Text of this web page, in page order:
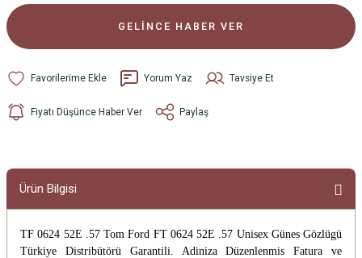
GELİNCE HABER VER
Yorum Yaz Tavsiye Et
Fiyatı Düşünce Haber Ver Paylaş
Ürün Bilgisi
TF 0624 52E .57 Tom Ford FT 0624 52E .57 Unisex Günes Gözlügü
Türkiye Distribütörü Garantili. Adiniza Düzenlenmis Fatura ve